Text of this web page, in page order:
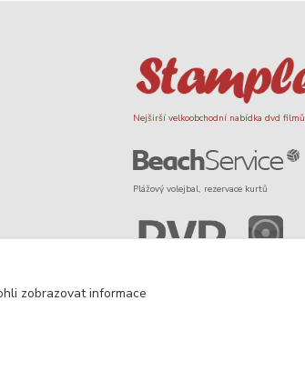
Nejširší velkoobchodní nabídka dvd filmů
Plážový volejbal, rezervace kurtů
zobrazovat informace